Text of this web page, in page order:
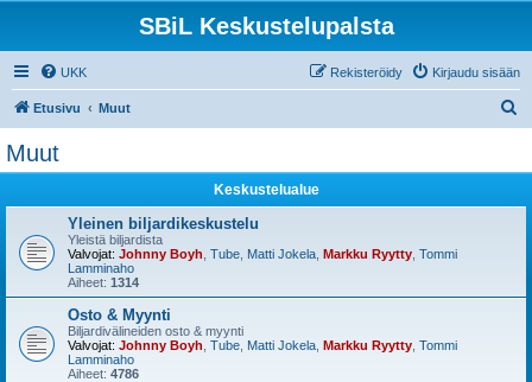
SBiL Keskustelupalsta
UKK Kirjaudu sisään
Rekisteröidy
Etusivu Muut
Muut
Keskustelualue
Yleinen biljardikeskustelu
Yleistä biljardista
Valvojat: Johnny Boyh Tube Matti Jokela Markku Ryytty Tommi
Lamminaho
Aiheet: 1314
Osto & Myynti
Biljardivälineiden osto & myynti
Valvojat: Johnny Boyh Tube Matti Jokela Markku Ryytty Tommi
Lamminaho
Aiheet: 4786